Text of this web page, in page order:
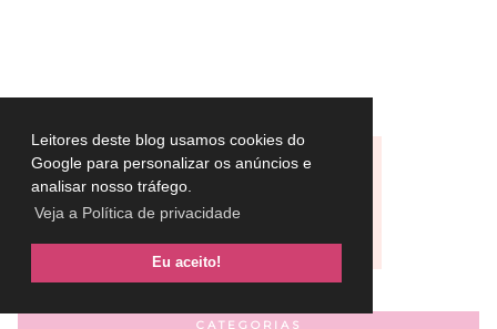
Leitores deste blog usamos cookies do
Google para personalizar os anúncios e
analisar nosso tráfego.
Veja a Política de privacidade
Eu aceito!
CATEGORIAS